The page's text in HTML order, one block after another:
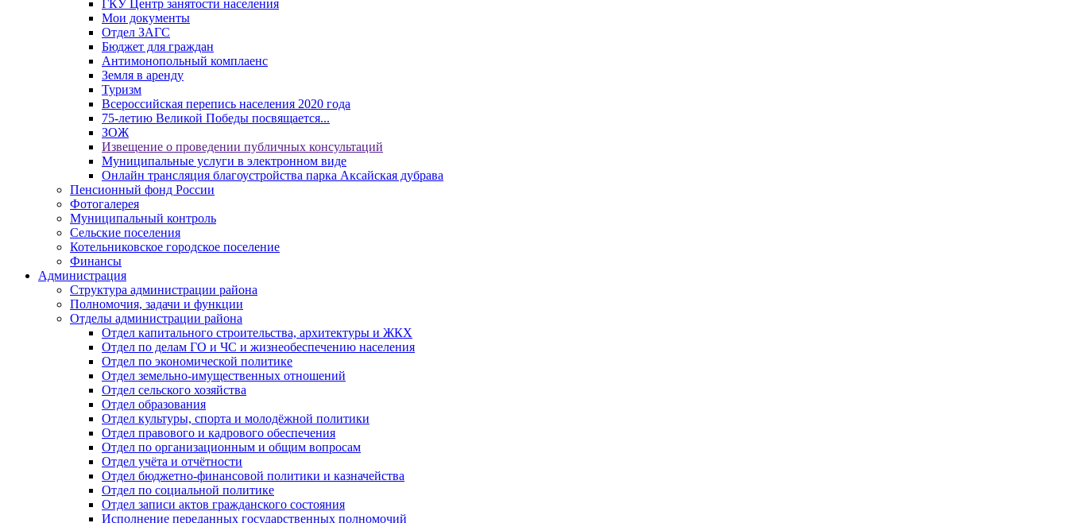
ГКУ Центр занятости населения
Мои документы
Отдел ЗАГС
Бюджет для граждан
Антимонопольный комплаенс
Земля в аренду
Туризм
Всероссийская перепись населения 2020 года
75-летию Великой Победы посвящается...
ЗОЖ
Извещение о проведении публичных консультаций
Муниципальные услуги в электронном виде
Онлайн трансляция благоустройства парка Аксайская дубрава
Пенсионный фонд России
Фотогалерея
Муниципальный контроль
Сельские поселения
Котельниковское городское поселение
Финансы
Администрация
Структура администрации района
Полномочия, задачи и функции
Отделы администрации района
Отдел капитального строительства, архитектуры и ЖКХ
Отдел по делам ГО и ЧС и жизнеобеспечению населения
Отдел по экономической политике
Отдел земельно-имущественных отношений
Отдел сельского хозяйства
Отдел образования
Отдел культуры, спорта и молодёжной политики
Отдел правового и кадрового обеспечения
Отдел по организационным и общим вопросам
Отдел учёта и отчётности
Отдел бюджетно-финансовой политики и казначейства
Отдел по социальной политике
Отдел записи актов гражданского состояния
Исполнение переданных государственных полномочий